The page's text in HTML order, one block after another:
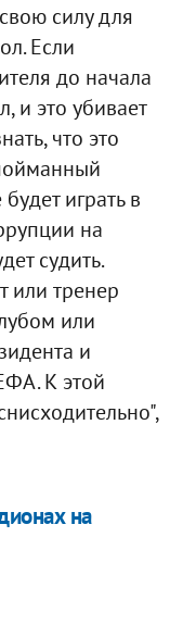
силу для
Если
до начала
и это убивает
что это
играть в
на
судить.
или тренер
или
и
К этой
на